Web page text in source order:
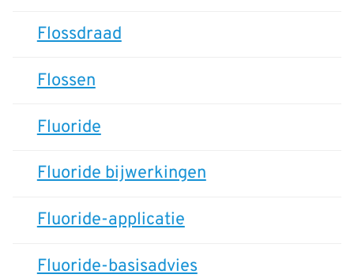
Flossdraad
Flossen
Fluoride
Fluoride bijwerkingen
Fluoride-applicatie
Fluoride-basisadvies